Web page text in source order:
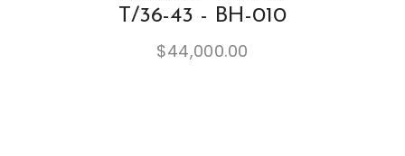
T/36-43 - BH-010
$44,000.00